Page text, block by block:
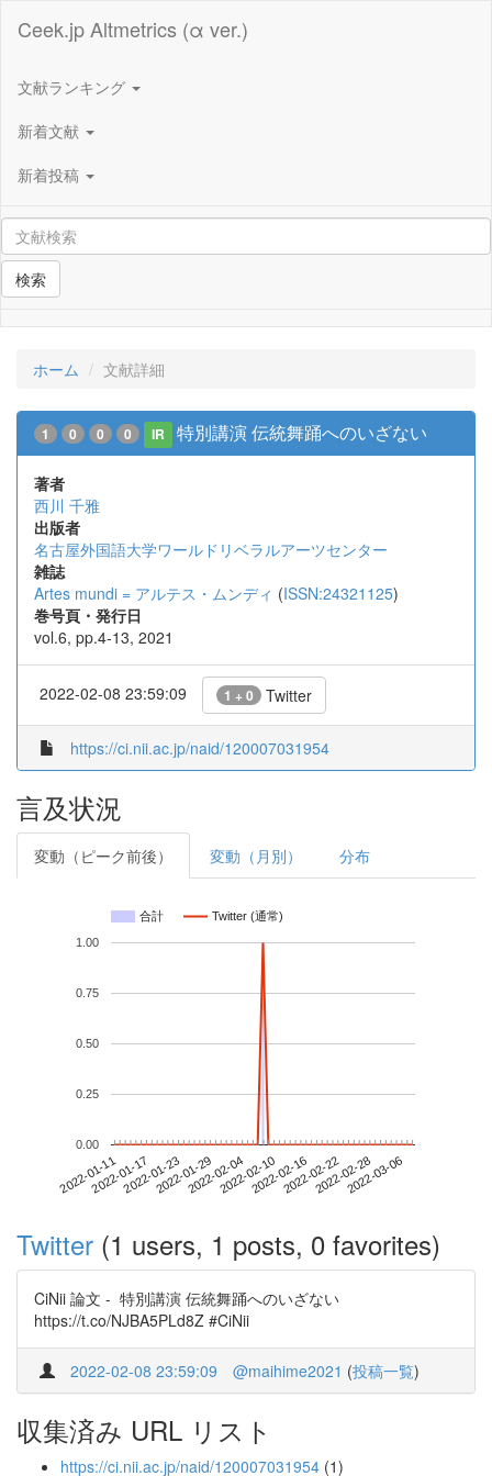
Ceek.jp Altmetrics (α ver.)
文献ランキング
新着文献
新着投稿
検索
ホーム 文献詳細
1 0 0 0 IR 特別講演 伝統舞踊へのいざない
著者
西川 千雅
出版者
名古屋外国語大学ワールドリベラルアーツセンター
雑誌
Artes mundi = アルテス・ムンディ (ISSN:24321125)
巻号頁・発行日
vol.6, pp.4-13, 2021
2022-02-08 23:59:09 1 + 0 Twitter
https://ci.nii.ac.jp/naid/120007031954
言及状況
変動（ピーク前後） 変動（月別） 分布
合計 Twitter (通常)
2022-01-112022-01-172022-01-232022-01-292022-02-042022-02-102022-02-162022-02-222022-02-282022-03-06
0.00
0.25
0.50
0.75
1.00
Twitter (1 users, 1 posts, 0 favorites)
CiNii 論文 - 特別講演 伝統舞踊へのいざない
https://t.co/NJBA5PLd8Z #CiNii
2022-02-08 23:59:09 @maihime2021 (投稿一覧)
収集済み URL リスト
https://ci.nii.ac.jp/naid/120007031954 (1)